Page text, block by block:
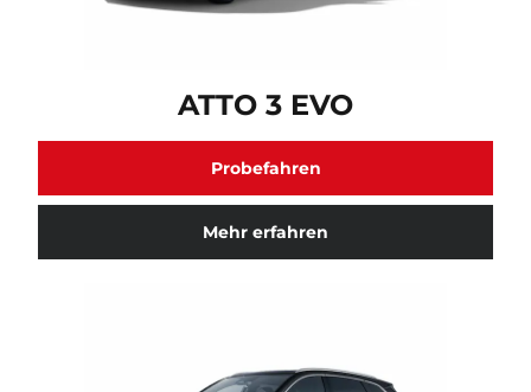
ATTO 3 EVO
Probefahren
Mehr erfahren